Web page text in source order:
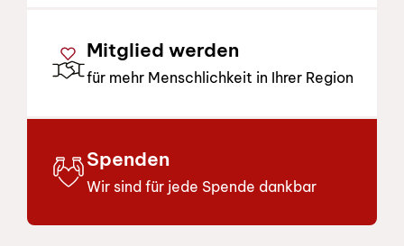
Mitglied werden
für mehr Menschlichkeit in Ihrer Region
Spenden
Wir sind für jede Spende dankbar